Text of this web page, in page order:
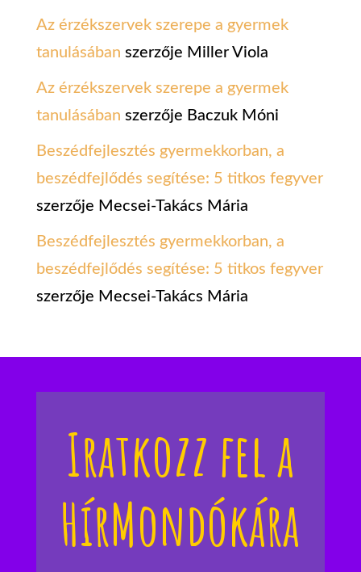
Az érzékszervek szerepe a gyermek
tanulásában szerzője Miller Viola
Az érzékszervek szerepe a gyermek
tanulásában szerzője Baczuk Móni
Beszédfejlesztés gyermekkorban, a
beszédfejlődés segítése: 5 titkos fegyver
szerzője Mecsei-Takács Mária
Beszédfejlesztés gyermekkorban, a
beszédfejlődés segítése: 5 titkos fegyver
szerzője Mecsei-Takács Mária
Iratkozz fel a
HírMondókára